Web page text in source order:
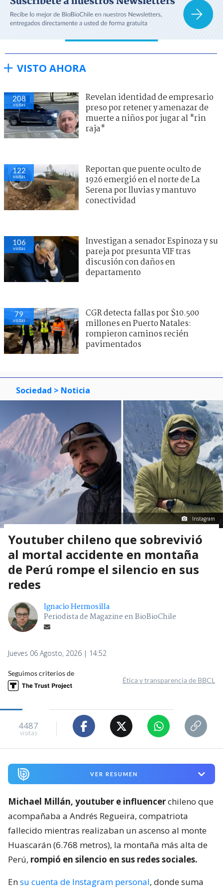
VISTO AHORA
208
visitas
Revelan identidad de empresario
preso por retener y amenazar de
muerte a niños por jugar al "rin
raja"
122
visitas
Reportan que puente oculto de
1926 emergió en el norte de La
Serena por lluvias y mantuvo
conectividad
106
visitas
Investigan a senador Espinoza y su
pareja por presunta VIF tras
discusión con daños en
departamento
79
visitas
CGR detecta fallas por $10.500
millones en Puerto Natales:
rompieron caminos recién
pavimentados
Sociedad > Noticia
Instagram
Youtuber chileno que sobrevivió
al mortal accidente en montaña
de Perú rompe el silencio en sus
redes
Ignacio Hermosilla
Periodista de Magazine en BioBioChile
Jueves 06 Agosto, 2026 | 14:52
Seguimos criterios de
Ética y transparencia de BBCL
4487
visitas
VER RESUMEN
Michael Millán, youtuber e influencerchileno que
acompañaba a Andrés Regueira, compatriota
fallecido mientras realizaban un ascenso al monte
Huascarán (6.768 metros), la montaña más alta de
Perú, rompió en silencio en sus redes sociales.
Ensu cuenta de Instagram personal, donde suma